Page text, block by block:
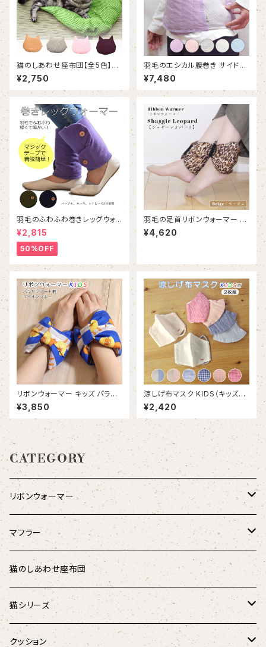
猫のしあわせ座布団【全5色】｜
水をはじく羽毛のネコクッション
¥2,750
羽毛のエシカル腹巻き サイドリ
ブベリーウォーマー｜オーガニッ
クコットン
¥7,480
羽毛のふわふわ巻きレッグウォ
ーマー｜Down wrapped leg
warmer
¥2,815
50%OFF
羽毛の足首リボンウォーマー シ
ャギーレオパード：ベージュ | RI
BBON-warmer Shaggie Le
¥4,620
リボンウォーマー キッズ パラリ
ンアート柄【ライオンブルー】（R
P501KS）
¥3,850
涼しげ布マスク KIDS（キッズ）
用【2枚組セット】｜オーガニック
コットン・テンセル素材
¥2,420
CATEGORY
リボンウォーマー
リバーシブル
シャギーアニマル
アニマル
麻と羽毛のリボンウォーマー
マフラー
ダウンマフラー
オーガニックコットンダウンマフラー
猫のしあわせ座布団
猫シリーズ
猫のしあわせ座布団
クッション